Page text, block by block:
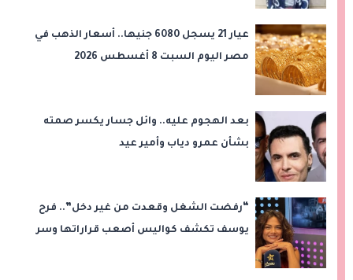
عيار 21 يسجل 6080 جنيها.. أسعار الذهب في
مصر اليوم السبت 8 أغسطس 2026
بعد الهجوم عليه.. وائل جسار يكسر صمته
بشأن عمرو دياب وأمير عيد
“رفضت الشغل وقعدت من غير دخل”.. فرح
يوسف تكشف كواليس أصعب قراراتها وسر